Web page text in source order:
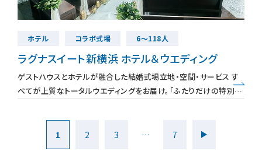
ホテル コラボ式場 6～118人
ラグナスイート新横浜 ホテル＆ウエディング
ゲストハウスとホテルが融合した結婚式場立地・空間・サービス す
べてが上質なトータルウエディングをお届け。「ふたりだけの特別な
1 2 3 … 7